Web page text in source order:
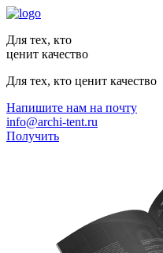
Для тех, кто
ценит качество
Для тех, кто ценит качество
Напишите нам на почту
info@archi-tent.ru
Получить